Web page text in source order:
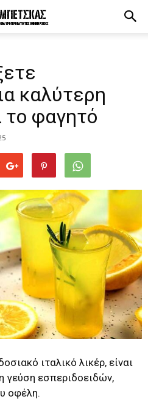
καλύτερη
φαγητό
ιταλικό λικέρ, είναι
γεύση εσπεριδοειδών,
οφέλη.